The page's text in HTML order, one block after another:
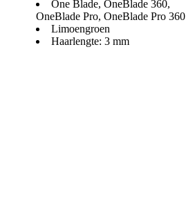
One Blade, OneBlade 360,
OneBlade Pro, OneBlade Pro 360
Limoengroen
Haarlengte: 3 mm